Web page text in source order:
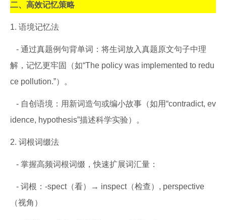
二、高效记忆策略
1. 语境记忆法
- 通过真题例句背单词：将生词放入真题原文句子中理
解，记忆更牢固（如“The policy was implemented to redu
ce pollution.”）。
- 自创语境：用新词造句或编小故事（如用“contradict, ev
idence, hypothesis”描述科学实验）。
2. 词根词缀法
- 掌握高频词根词缀，快速扩展词汇量：
- 词根：-spect（看）→ inspect（检查）, perspective
（视角）